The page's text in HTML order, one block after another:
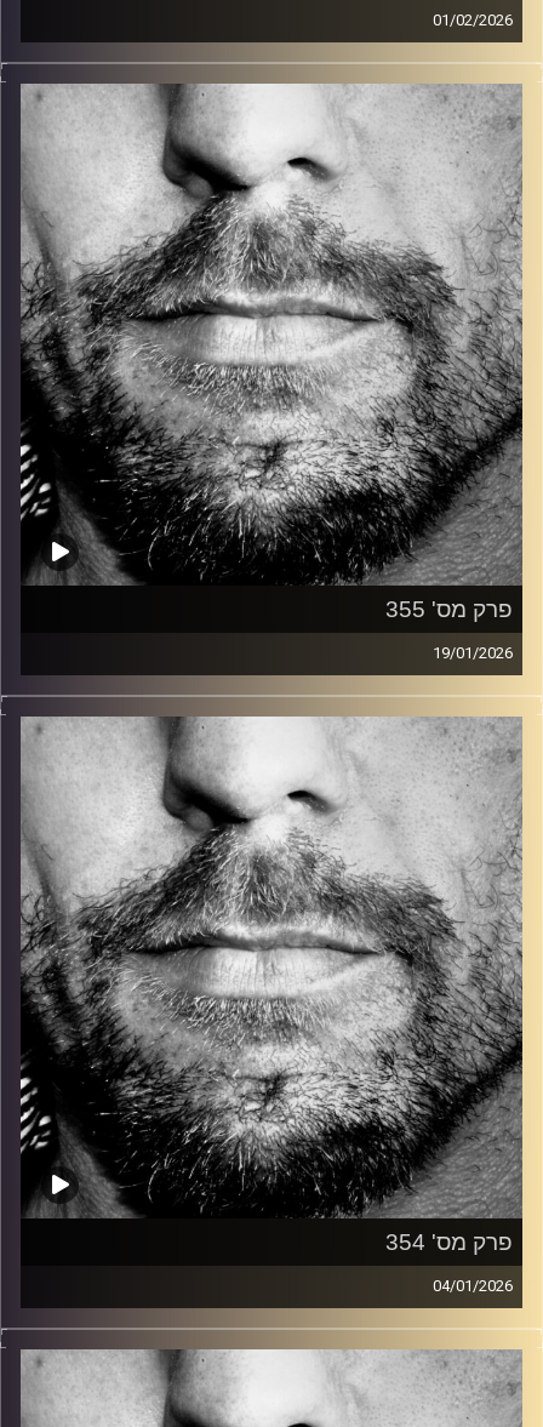
01/02/2026
זיפים, מוזיקה מחוספסת של הופעות חיות. הרבה ג'אם, רוק,
בלוז, bluegrass, ג'אז, Fאנק, פרוגרסיב ואפילו אלקטרוניקה.
כל מה שחי, אמיתי ונושם.
עם שמוליק רגב.
קרדיט תמונות: David Goehring
פרק מס' 355
19/01/2026
זיפים, מוזיקה מחוספסת של הופעות חיות. הרבה ג'אם, רוק,
בלוז, bluegrass, ג'אז, Fאנק, פרוגרסיב ואפילו אלקטרוניקה.
כל מה שחי, אמיתי ונושם.
עם שמוליק רגב.
קרדיט תמונות: David Goehring
פרק מס' 354
04/01/2026
זיפים, מוזיקה מחוספסת של הופעות חיות. הרבה ג'אם, רוק,
בלוז, bluegrass, ג'אז, Fאנק, פרוגרסיב ואפילו אלקטרוניקה.
כל מה שחי, אמיתי ונושם.
עם שמוליק רגב.